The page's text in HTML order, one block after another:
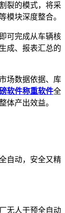
裂的模式，将采
模块深度整合。
可完成从车辆核
成、报表汇总的
场数据依据、库
软件称重软件全
体产出效益。
自动，安全又精
无人干预全自动